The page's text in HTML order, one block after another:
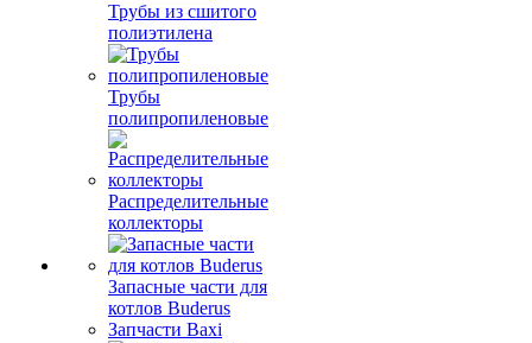
Трубы из сшитого
полиэтилена
Трубы
полипропиленовые
Распределительные
коллекторы
Запасные части для
котлов Buderus
Запчасти Baxi